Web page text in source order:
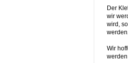
Der
wir
wird,
Wir